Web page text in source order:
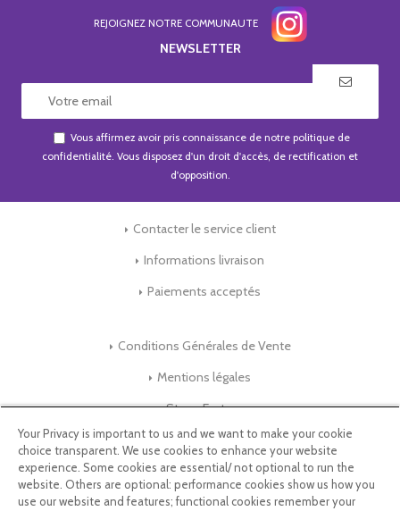
REJOIGNEZ NOTRE COMMUNAUTE
NEWSLETTER
Vous affirmez avoir pris connaissance de notre politique de
confidentialité. Vous disposez d'un droit d'accès, de rectification et
d'opposition.
Contacter le service client
Informations livraison
Paiements acceptés
Conditions Générales de Vente
Mentions légales
Store-Factory
Qui Sommes nous ?
Parrainage
Your Privacy is important to us and we want to make your cookie
choice transparent. We use cookies to enhance your website
experience. Some cookies are essential/ not optional to run the
website. Others are optional: performance cookies show us how you
use our website and features; functional cookies remember your